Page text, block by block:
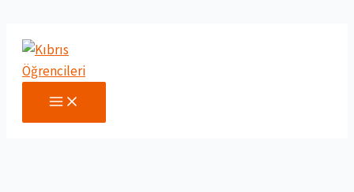
atla
MAIN
MENU